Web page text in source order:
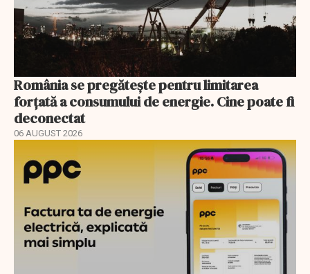
România se pregătește pentru limitarea
forțată a consumului de energie. Cine poate fi
deconectat
06 AUGUST 2026